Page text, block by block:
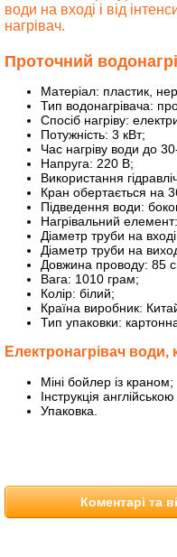
води на вході і від
нагрівач.
Проточний
Матеріал: пластик,
Тип водонагрівача:
Спосіб нагріву:
Потужність: 3 кВт;
Час нагріву води до
Напруга: 220 В;
Використання
Кран обертається на
Підведення води:
Нагрівальний
Діаметр труби на
Діаметр труби на
Довжина проводу: 85
Вага: 1010 грам;
Колір: білий;
Країна виробник:
Тип упаковки:
Електронагрівач води,
Міні бойлер із краном;
Інструкція
Упаковка.
Коментарі та